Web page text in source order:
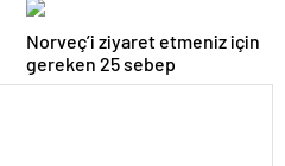
Norveç’i ziyaret etmeniz için
gereken 25 sebep